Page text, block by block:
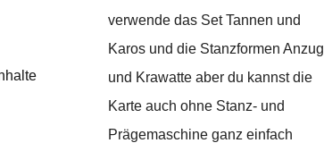
verwende das Set Tannen und
Karos und die Stanzformen Anzug
und Krawatte aber du kannst die
Karte auch ohne Stanz- und
Prägemaschine ganz einfach